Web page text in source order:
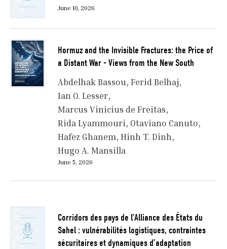
June 10, 2026
Hormuz and the Invisible Fractures: the Price of
a Distant War - Views from the New South
Abdelhak Bassou Ferid Belhaj
Ian O. Lesser
Marcus Vinicius de Freitas
Rida Lyammouri Otaviano Canuto
Hafez Ghanem Hinh T. Dinh
Hugo A. Mansilla
June 5, 2026
Corridors des pays de l’Alliance des États du
Sahel : vulnérabilités logistiques, contraintes
sécuritaires et dynamiques d’adaptation